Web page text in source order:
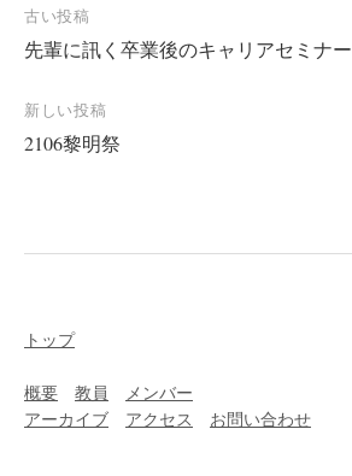
投
稿
ナ
ビ
古い投稿
先輩に訊く卒業後のキャリアセミナー
新しい投稿
2106黎明祭
トップ
概要 教員
メンバー
アーカイブ
アクセス お問い合わせ